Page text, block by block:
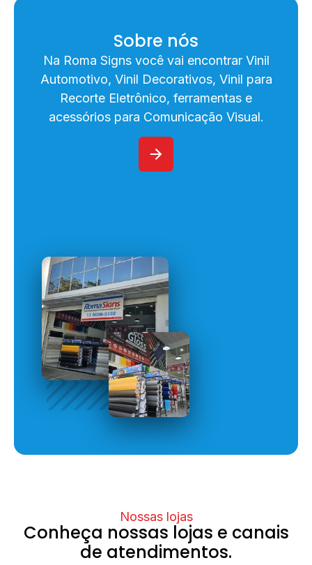
Sobre nós
Na Roma Signs você vai encontrar Vinil
Automotivo, Vinil Decorativos, Vinil para
Recorte Eletrônico, ferramentas e
acessórios para Comunicação Visual.
Nossas lojas
Conheça nossas lojas e canais
de atendimentos.